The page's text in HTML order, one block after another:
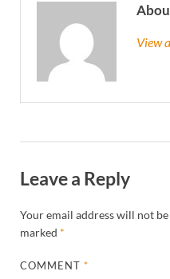
View
Leave a Reply
Your email address will not
marked *
COMMENT*